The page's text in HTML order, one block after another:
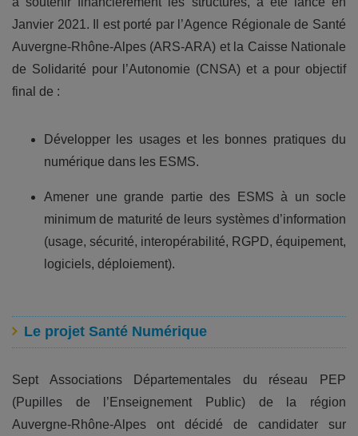
Janvier 2021. Il est porté par l’Agence Régionale de Santé
Auvergne-Rhône-Alpes (ARS-ARA) et la Caisse Nationale
de Solidarité pour l’Autonomie (CNSA) et a pour objectif
final de :
Développer les usages et les bonnes pratiques du
numérique dans les ESMS.
Amener une grande partie des ESMS à un socle
minimum de maturité de leurs systèmes d’information
(usage, sécurité, interopérabilité, RGPD, équipement,
logiciels, déploiement).
Le projet Santé Numérique
Sept Associations Départementales du réseau PEP
(Pupilles de l’Enseignement Public) de la région
Auvergne-Rhône-Alpes ont décidé de candidater sur